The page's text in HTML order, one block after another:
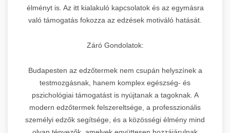
élményt is. Az itt kialakuló kapcsolatok és az egymásra
való támogatás fokozza az edzések motiváló hatását.
Záró Gondolatok:
Budapesten az edzőtermek nem csupán helyszínek a
testmozgásnak, hanem komplex egészség- és
pszichológiai támogatást is nyújtanak a tagoknak. A
modern edzőtermek felszereltsége, a professzionális
személyi edzők segítsége, és a közösségi élmény mind